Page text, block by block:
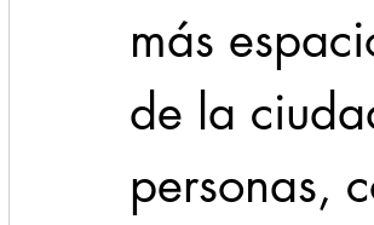
más
de la
personas,